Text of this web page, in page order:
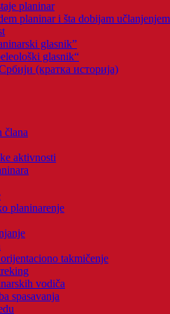
planinar
planinar i šta dobijam
glasnik”
glasnik“
(кратка историја)
člana
aktivnosti
planinarenje
takmičenje
vodiča
spasavanja